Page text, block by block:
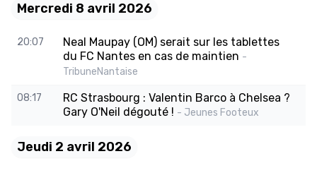
Mercredi 8 avril 2026
20:07
Neal Maupay (OM) serait sur les tablettes
du FC Nantes en cas de maintien -
TribuneNantaise
08:17
RC Strasbourg : Valentin Barco à Chelsea ?
Gary O'Neil dégouté ! - Jeunes Footeux
Jeudi 2 avril 2026